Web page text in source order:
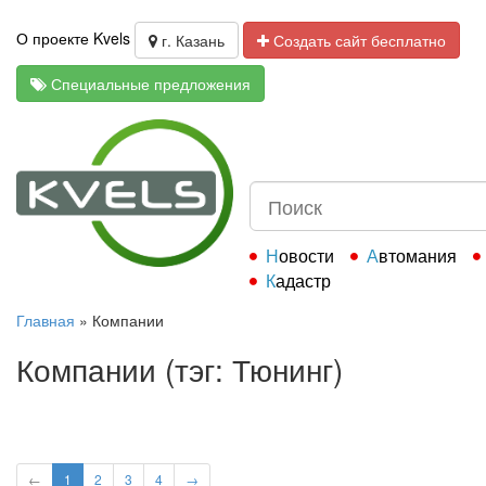
О проекте Kvels г. Казань
Создать сайт бесплатно
Специальные предложения
Новости
Автомания
Кадастр
Главная » Компании
Компании (тэг: Тюнинг)
← 1 2 3 4 →